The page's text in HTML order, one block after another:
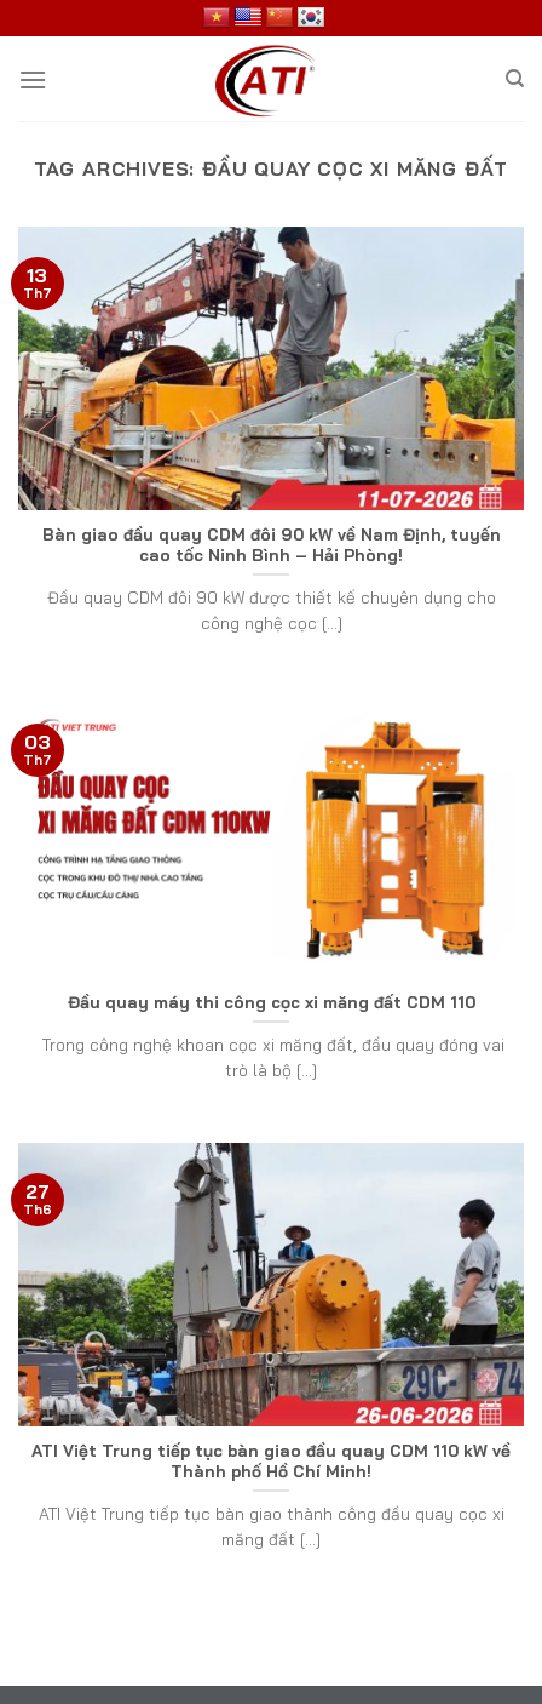
to
content
TAG ARCHIVES: ĐẦU QUAY CỌC XI MĂNG ĐẤT
Bàn giao đầu quay CDM đôi 90 kW về Nam Định, tuyến
cao tốc Ninh Bình – Hải Phòng!
Đầu quay CDM đôi 90 kW được thiết kế chuyên dụng cho
công nghệ cọc [...]
13
Th7
Đầu quay máy thi công cọc xi măng đất CDM 110
Trong công nghệ khoan cọc xi măng đất, đầu quay đóng vai
trò là bộ [...]
03
Th7
ATI Việt Trung tiếp tục bàn giao đầu quay CDM 110 kW về
Thành phố Hồ Chí Minh!
ATI Việt Trung tiếp tục bàn giao thành công đầu quay cọc xi
măng đất [...]
27
Th6